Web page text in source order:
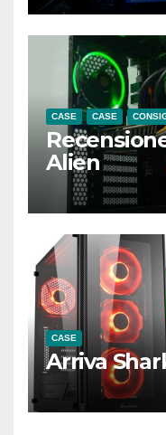
CASE CASE
Alien
CASE
Arriva